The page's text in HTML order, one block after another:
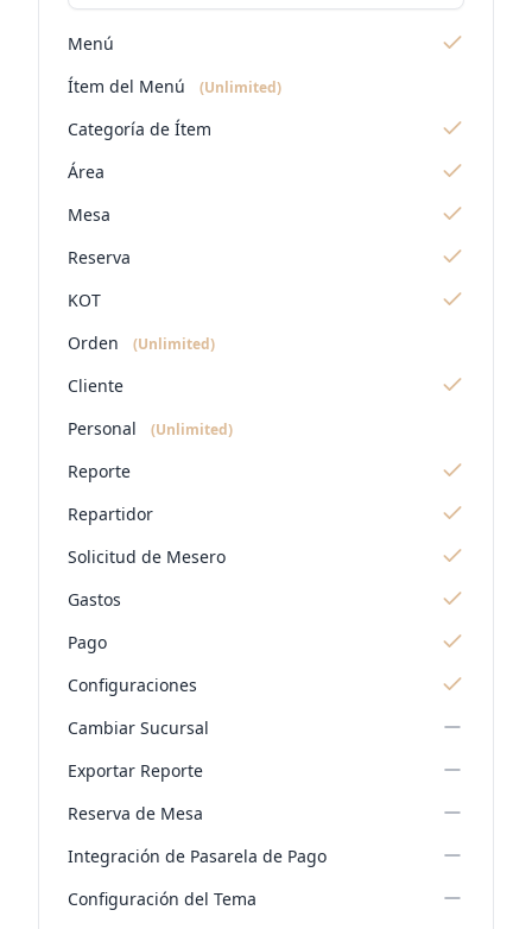
Menú
Ítem del Menú
(Unlimited)
Categoría de Ítem
Área
Mesa
Reserva
KOT
Orden
(Unlimited)
Cliente
Personal
(Unlimited)
Reporte
Repartidor
Solicitud de Mesero
Gastos
Pago
Configuraciones
Cambiar Sucursal
Exportar Reporte
Reserva de Mesa
Integración de Pasarela de Pago
Configuración del Tema